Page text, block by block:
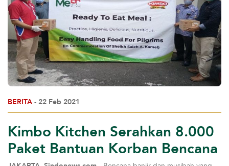
BERITA - 22 Feb 2021
Kimbo Kitchen Serahkan 8.000
Paket Bantuan Korban Bencana